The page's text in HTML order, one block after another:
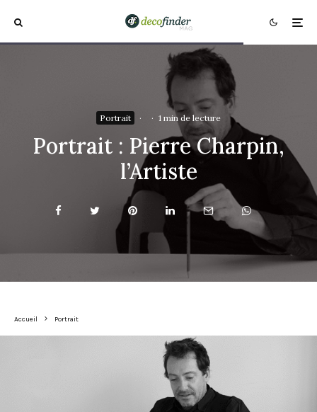
Portrait · · 1 min de lecture
Portrait : Pierre Charpin,
l’Artiste
Accueil Portrait